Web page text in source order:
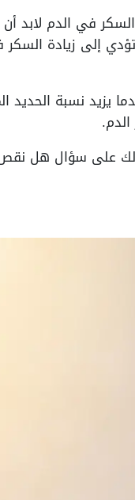
في الدم لابد أن
تؤدي إلى زيادة
يزيد نسبة الحديد
كذلك على سؤال هل